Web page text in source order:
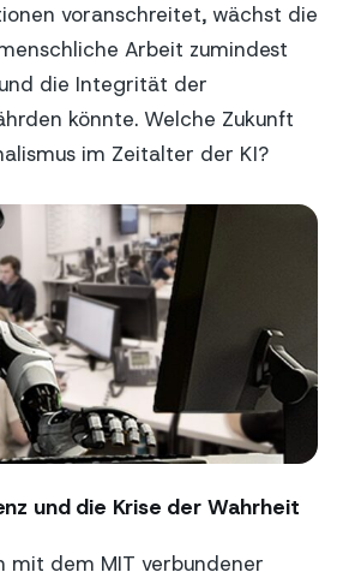
voranschreitet, wächst die
Arbeit zumindest
die Integrität der
könnte. Welche Zukunft
im Zeitalter der KI?
und die Krise der Wahrheit
mit dem MIT verbundener